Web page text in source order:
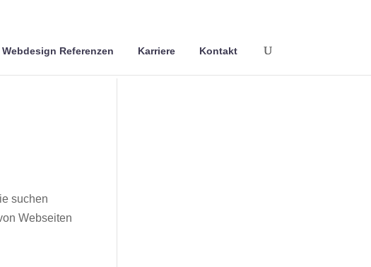
Webdesign Referenzen Karriere Kontakt
suchen
Webseiten